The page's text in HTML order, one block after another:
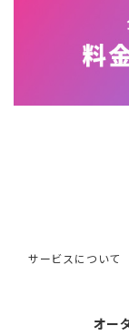
サービスについて
オー